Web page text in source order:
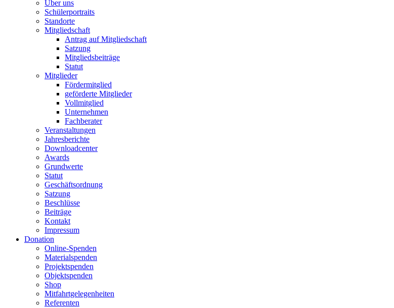
Über uns
Schülerportraits
Standorte
Mitgliedschaft
Antrag auf Mitgliedschaft
Satzung
Mitgliedsbeiträge
Statut
Mitglieder
Fördermitglied
geförderte Mitglieder
Vollmitglied
Unternehmen
Fachberater
Veranstaltungen
Jahresberichte
Downloadcenter
Awards
Grundwerte
Statut
Geschäftsordnung
Satzung
Beschlüsse
Beiträge
Kontakt
Impressum
Donation
Online-Spenden
Materialspenden
Projektspenden
Objektspenden
Shop
Mitfahrtgelegenheiten
Referenten